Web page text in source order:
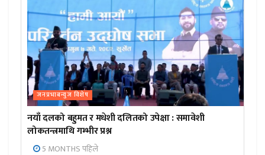
जनप्रभाबन्युज विशेष
नयाँ दलको बहुमत र मधेशी दलितको उपेक्षा : समावेशी
लोकतन्त्रमाथि गम्भीर प्रश्न
5 MONTHS पहिले